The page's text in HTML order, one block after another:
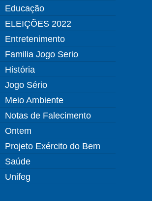
Educação
ELEIÇÕES 2022
Entretenimento
Familia Jogo Serio
História
Jogo Sério
Meio Ambiente
Notas de Falecimento
Ontem
Projeto Exército do Bem
Saúde
Unifeg